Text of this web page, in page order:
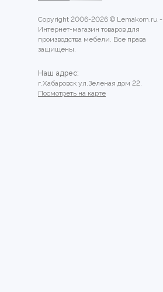
Copyright 2006-2026 © Lemakom.ru -
Интернет-магазин товаров для
производства мебели. Все права
защищены.
Наш адрес:
г.Хабаровск ул.Зеленая дом 22.
Посмотреть на карте